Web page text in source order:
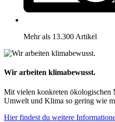
Mehr als 13.300 Artikel
Wir arbeiten klimabewusst.
Mit vielen konkreten ökologischen
Umwelt und Klima so gering wie
Hier findest du weitere